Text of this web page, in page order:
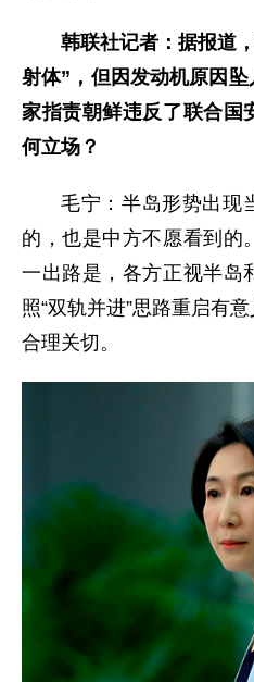
韩联社记者：据报道
射体”，但因发动机原因
家指责朝鲜违反了联合国
何立场？
毛宁：半岛形势出现
的，也是中方不愿看到的
一出路是，各方正视半岛
照“双轨并进”思路重启有
合理关切。